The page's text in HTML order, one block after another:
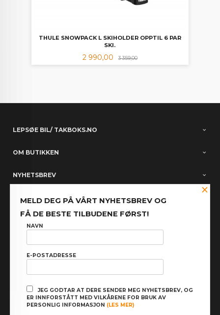
THULE SNOWPACK L SKIHOLDER OPPTIL 6 PAR
SKI.
Tilbud
2 990,00 3 359,00Rabatt
LEPSØE BIL/ TAKBOKS.NO
OM BUTIKKEN
NYHETSBREV
PARTNERE
FRAKT
NYHETSBREV
×
MELD DEG PÅ VÅRT NYHETSBREV OG
FÅ DE BESTE TILBUDENE FØRST!
NAVN
E-POSTADRESSE
JEG GODTAR AT DERE SENDER MEG NYHETSBREV, OG
ER INNFORSTÅTT MED VILKÅRENE FOR BRUK AV
PERSONLIG INFORMASJON (LES MER)